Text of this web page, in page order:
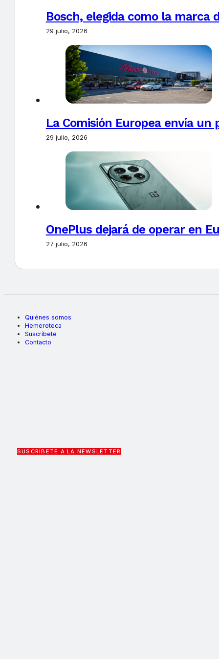
Bosch, elegida como la marca
29 julio, 2026
La Comisión Europea envía un
29 julio, 2026
OnePlus dejará de operar en
27 julio, 2026
Quiénes somos
Hemeroteca
Suscríbete
Contacto
SUSCRÍBETE A LA NEWSLETTER